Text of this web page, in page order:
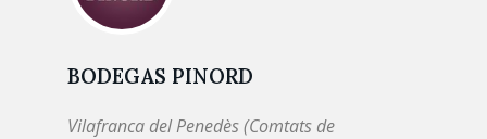
BODEGAS PINORD
Vilafranca del Penedès (Comtats de